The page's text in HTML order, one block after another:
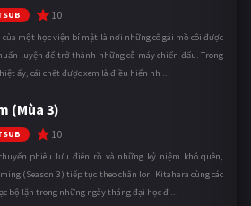
10
của một học viện bí mật là nơi những cô gái mồ côi được
luyện để trở thành những cỗ máy chiến đấu. Trong
ấy, cái chết được xem là điều hiển nh ...
(Mùa 3)
10
phiêu lưu điên rồ và những kỷ niệm khó quên,
(Season 3) tiếp tục theo chân Iori Kitahara cùng các
bộ lặn trong những ngày tháng đại học đ ...